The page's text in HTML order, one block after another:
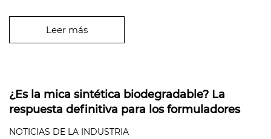
Leer más
¿Es la mica sintética biodegradable? La
respuesta definitiva para los formuladores
NOTICIAS DE LA INDUSTRIA